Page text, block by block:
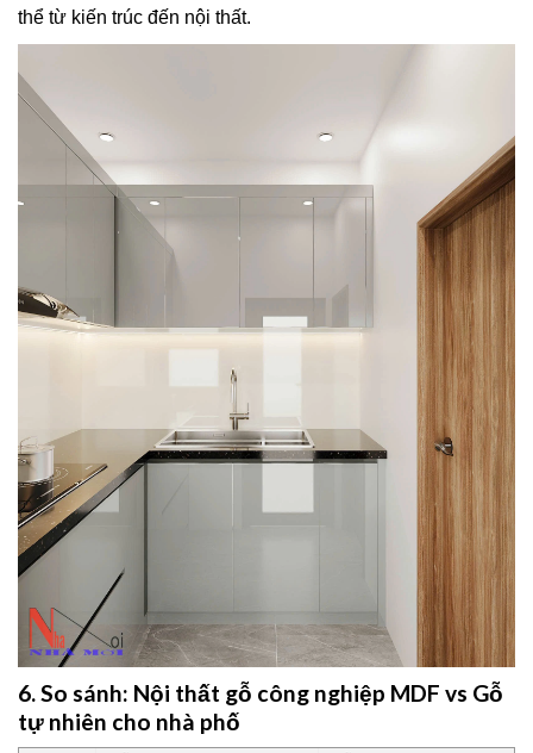
thể từ kiến trúc đến nội thất.
6. So sánh: Nội thất gỗ công nghiệp MDF vs Gỗ
tự nhiên cho nhà phố